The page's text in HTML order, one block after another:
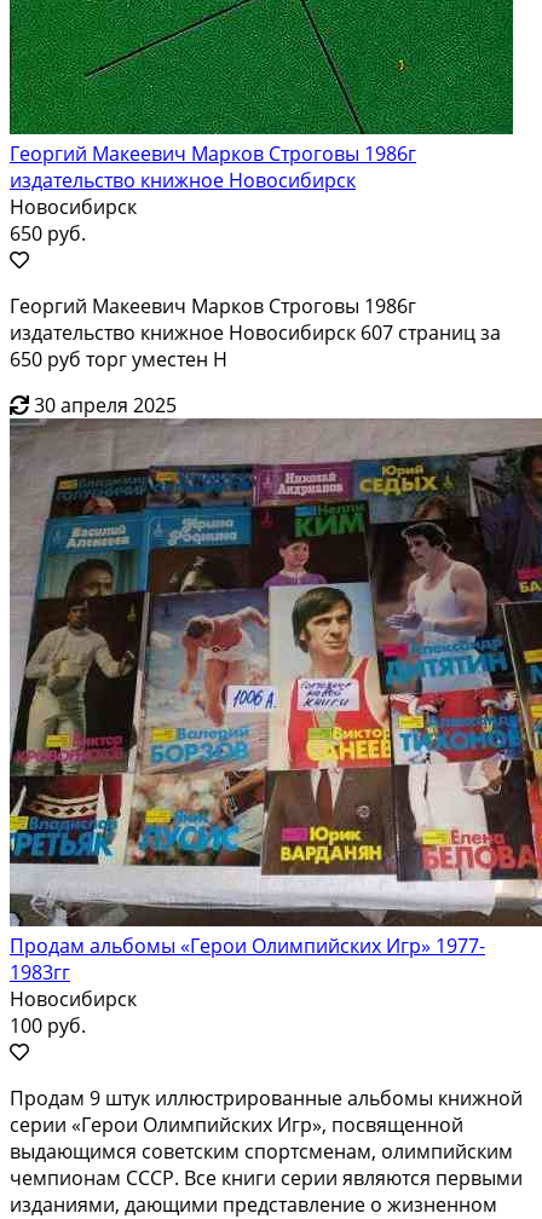
Георгий Макеевич Марков Строговы 1986г
издательство книжное Новосибирск
Новосибирск
650 руб.
Георгий Макеевич Марков Строговы 1986г
издательство книжное Новосибирск 607 страниц за
650 руб торг уместен Н
30 апреля 2025
Продам альбомы «Герои Олимпийских Игр» 1977-
1983гг
Новосибирск
100 руб.
Продам 9 штук иллюстрированные альбомы книжной
серии «Герои Олимпийских Игр», посвященной
выдающимся советским спортсменам, олимпийским
чемпионам СССР. Все книги серии являются первыми
изданиями, дающими представление о жизненном